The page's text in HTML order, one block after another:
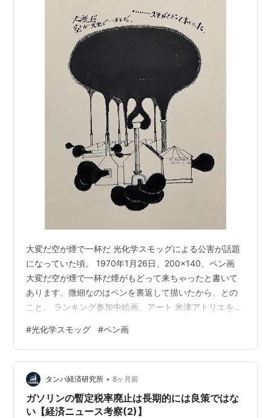
大変だ空が煙で一杯だ 光化学スモッグによる公害が話題
になっていた頃。 1970年1月26日、200×140、ペン画
大変だ空が煙で一杯だ煙がもどって来ちゃったと書いて
あります。微細なのはペンを裏返して描いたから、との
こと。 ランキング参加中絵画、アート 米津アトリエを見
#光化学スモッグ #ペン画
タンバ経済研究所 • 8ヶ月前
ガソリンの暫定税率廃止は長期的には良策ではな
い【経済ニュース考察(2)】